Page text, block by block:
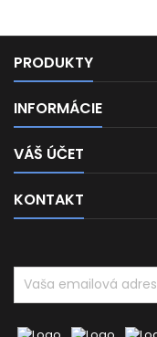
PRODUKTY
INFORMÁCIE
VÁŠ ÚČET
KONTAKT